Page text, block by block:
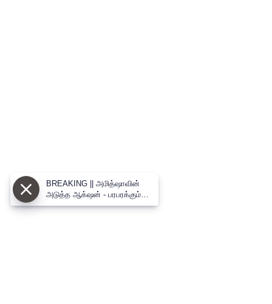
BREAKING || அமித்ஷாவின்
அடுத்த ஆக்‌ஷன் - பரபரக்கும்
புதுவை பாஜக